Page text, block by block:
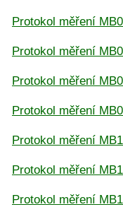
Protokol měření
Protokol měření
Protokol měření
Protokol měření
Protokol měření
Protokol měření
Protokol měření